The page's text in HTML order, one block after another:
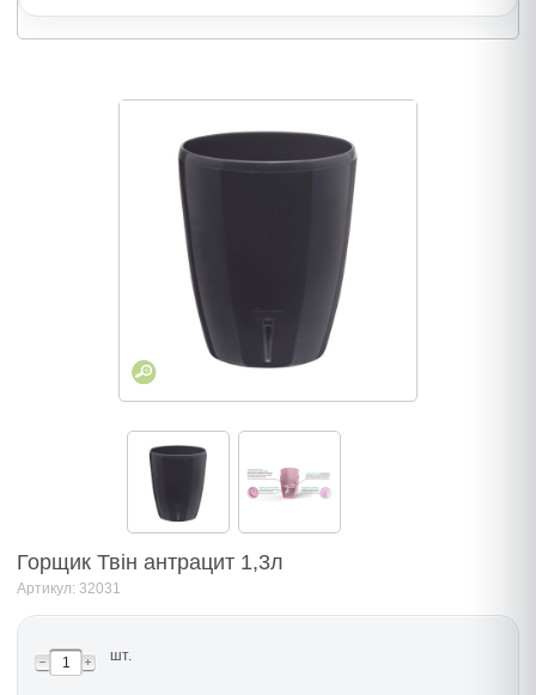
Горщик Твін антрацит 1,3л
Артикул: 32031
шт.